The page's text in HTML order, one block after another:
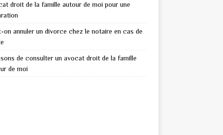
droit de la famille autour de moi pour une
on annuler un divorce chez le notaire en cas de
de consulter un avocat droit de la famille
de moi